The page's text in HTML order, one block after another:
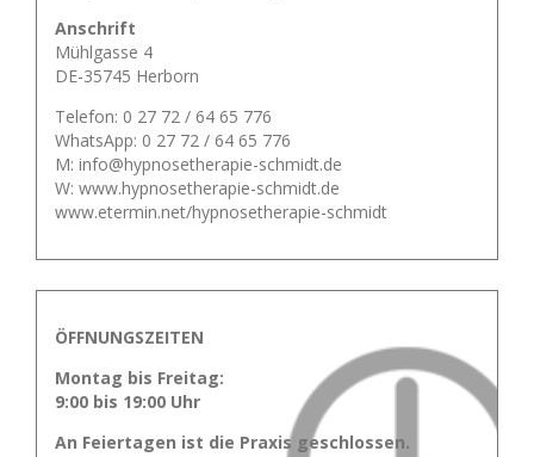
Anschrift
Mühlgasse 4
DE-35745 Herborn
Telefon: 0 27 72 / 64 65 776
WhatsApp: 0 27 72 / 64 65 776
M: info@hypnosetherapie-schmidt.de
W: www.hypnosetherapie-schmidt.de
www.etermin.net/hypnosetherapie-schmidt
ÖFFNUNGSZEITEN
Montag bis Freitag:
9:00 bis 19:00 Uhr
An Feiertagen ist die Praxis geschlossen.